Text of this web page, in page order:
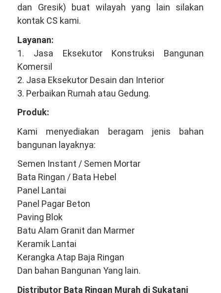
dan Gresik) buat wilayah yang lain silakan
kontak CS kami.
Layanan:
1. Jasa Eksekutor Konstruksi Bangunan
Komersil
2. Jasa Eksekutor Desain dan Interior
3. Perbaikan Rumah atau Gedung.
Produk:
Kami menyediakan beragam jenis bahan
bangunan layaknya:
Semen Instant / Semen Mortar
Bata Ringan / Bata Hebel
Panel Lantai
Panel Pagar Beton
Paving Blok
Batu Alam Granit dan Marmer
Keramik Lantai
Kerangka Atap Baja Ringan
Dan bahan Bangunan Yang lain.
Distributor Bata Ringan Murah di Sukatani